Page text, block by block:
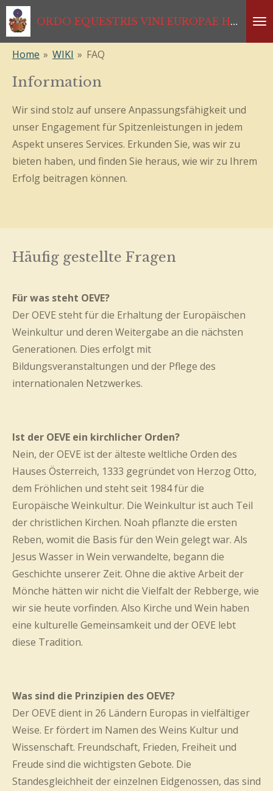
Zum
Hauptinhalt
ORDO EQUESTRIS VINI EUROPAE HABSBURGISCHER RITTERORDEN *1333*1468*1984*2024
Home » WIKI » FAQ
Information
Wir sind stolz auf unsere Anpassungsfähigkeit und
unser Engagement für Spitzenleistungen in jedem
Aspekt unseres Services. Erkunden Sie, was wir zu
bieten haben, und finden Sie heraus, wie wir zu Ihrem
Erfolg beitragen können.
Häufig gestellte Fragen
Für was steht OEVE?
Der OEVE steht für die Erhaltung der Europäischen
Weinkultur und deren Weitergabe an die nächsten
Generationen. Dies erfolgt mit
Bildungsveranstaltungen und der Pflege des
internationalen Netzwerkes.
Ist der OEVE ein kirchlicher Orden?
Nein, der OEVE ist der älteste weltliche Orden des
Hauses Österreich, 1333 gegründet von Herzog Otto,
dem Fröhlichen und steht seit 1984 für die
Europäische Weinkultur. Die Weinkultur ist auch Teil
der christlichen Kirchen. Noah pflanzte die ersten
Reben, womit die Basis für den Wein gelegt war. Als
Jesus Wasser in Wein verwandelte, begann die
Geschichte unserer Zeit. Ohne die aktive Arbeit der
Mönche hätten wir nicht die Vielfalt der Rebberge, wie
wir sie heute vorfinden. Also Kirche und Wein haben
eine kulturelle Gemeinsamkeit und der OEVE lebt
diese Tradition.
Was sind die Prinzipien des OEVE?
Der OEVE dient in 26 Ländern Europas in vielfältiger
Weise. Er fördert im Namen des Weins Kultur und
Wissenschaft. Freundschaft, Frieden, Freiheit und
Freude sind die wichtigsten Gebote. Die
Standesgleichheit der einzelnen Eidgenossen, das sind